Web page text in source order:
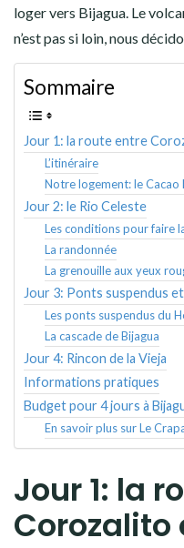
loger vers Bijagua. Le
n’est pas si loin, nous
Sommaire
Jour 1: la route entre
L’itinéraire
Notre logement: le Cacao
Jour 2: le Rio Celeste
Les conditions pour faire
La randonnée
La grenouille aux yeux
Jour 3: Ponts suspendus et
Les ponts suspendus du
La cascade de Bijagua
Jour 4: Rincon de la Vieja
Informations pratiques
Budget pour 4 jours à
En savoir plus sur Le
Jour 1: la
Corozalito